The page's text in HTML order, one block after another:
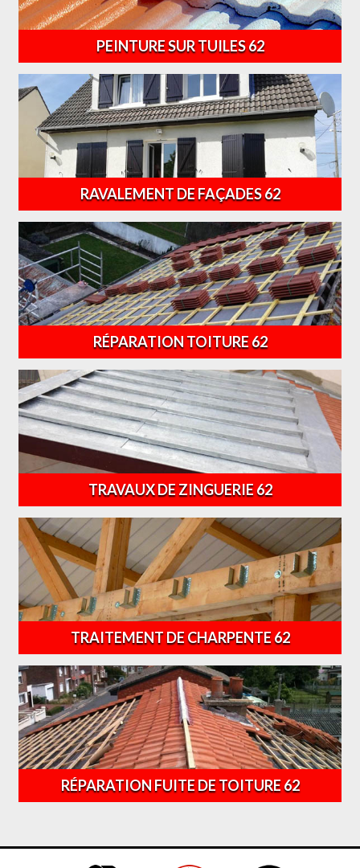
PEINTURE SUR TUILES 62
RAVALEMENT DE FAÇADES 62
RÉPARATION TOITURE 62
TRAVAUX DE ZINGUERIE 62
TRAITEMENT DE CHARPENTE 62
RÉPARATION FUITE DE TOITURE 62